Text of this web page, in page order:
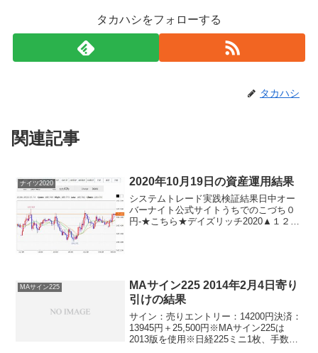
タカハシをフォローする
タカハシ
関連記事
ナイツ2020 2020年10月19日の資産運用結果
システムトレード実践検証結果日中オー
バーナイト公式サイトうちでのこづち０
円-★こちら★デイズリッチ2020▲１２０
MAサイン225
MAサイン225 2014年2月4日寄り
引けの結果
サイン：売りエントリー：14200円決済：
13945円＋25,500円※MAサイン225は
2013版を使用※日経225ミニ1枚、手数料